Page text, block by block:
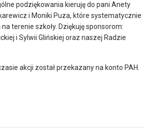
podziękowania kieruję do pani Anety
i Moniki Puza, które systematycznie
terenie szkoły. Dziękuję sponsorom:
i Sylwii Glińskiej oraz naszej Radzie
akcji został przekazany na konto PAH.